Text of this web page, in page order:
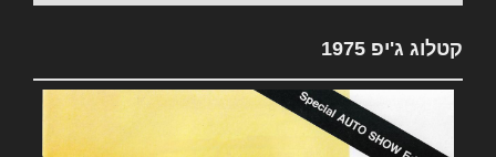
קטלוג ג'יפ 1975